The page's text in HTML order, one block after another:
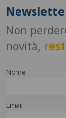
Non
novità,
Nome
Email